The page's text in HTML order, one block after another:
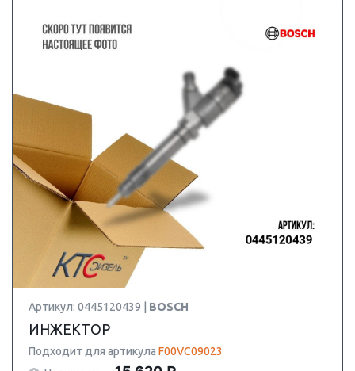
Артикул: 0445120439 | BOSCH
ИНЖЕКТОР
Подходит для артикула F00VC09023